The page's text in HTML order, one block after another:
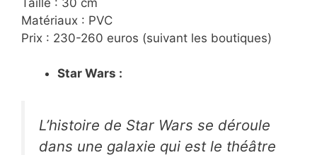
Matériaux : PVC
Prix : 230-260 euros (suivant les boutiques)
Star Wars :
L’histoire de Star Wars se déroule
dans une galaxie qui est le théâtre